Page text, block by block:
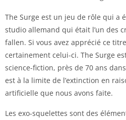
The Surge est un jeu de rôle qui a
studio allemand qui était l’un des
fallen. Si vous avez apprécié ce
certainement celui-ci. The Surge
science-fiction, près de 70 ans
est à la limite de l’extinction en
artificielle que nous avons faite.
Les exo-squelettes sont des